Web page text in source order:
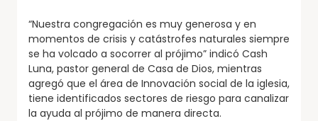
“Nuestra congregación es muy generosa y en
momentos de crisis y catástrofes naturales siempre
se ha volcado a socorrer al prójimo” indicó Cash
Luna, pastor general de Casa de Dios, mientras
agregó que el área de Innovación social de la iglesia,
tiene identificados sectores de riesgo para canalizar
la ayuda al prójimo de manera directa.